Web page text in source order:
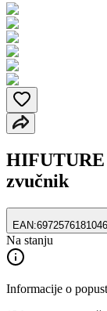
HIFUTURE
zvučnik
EAN:6972576181046
Na stanju
Informacije o